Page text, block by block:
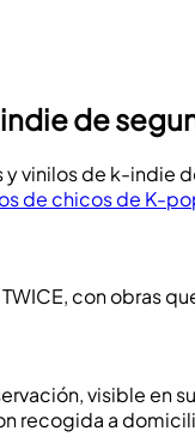
de
vinilos de k-indie
de chicos de K-
con obras
visible en
recogida a